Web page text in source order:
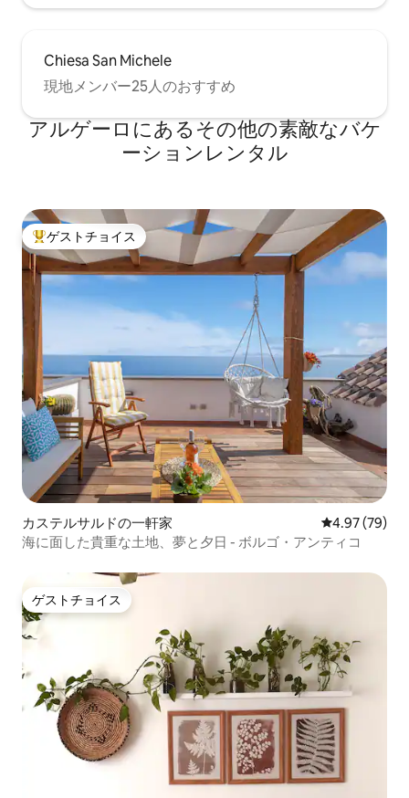
Chiesa San Michele
現地メンバー25人のおすすめ
アルゲーロにあるその他の素敵なバケ
ーションレンタル
大好評のゲストチョイスです。
ゲストチョイス
カステルサルドの一軒家 レビュー79
4.97 (79)
海に面した貴重な土地、夢と夕日 - ボルゴ・アンティコ
ゲストチョイス
ゲストチョイス